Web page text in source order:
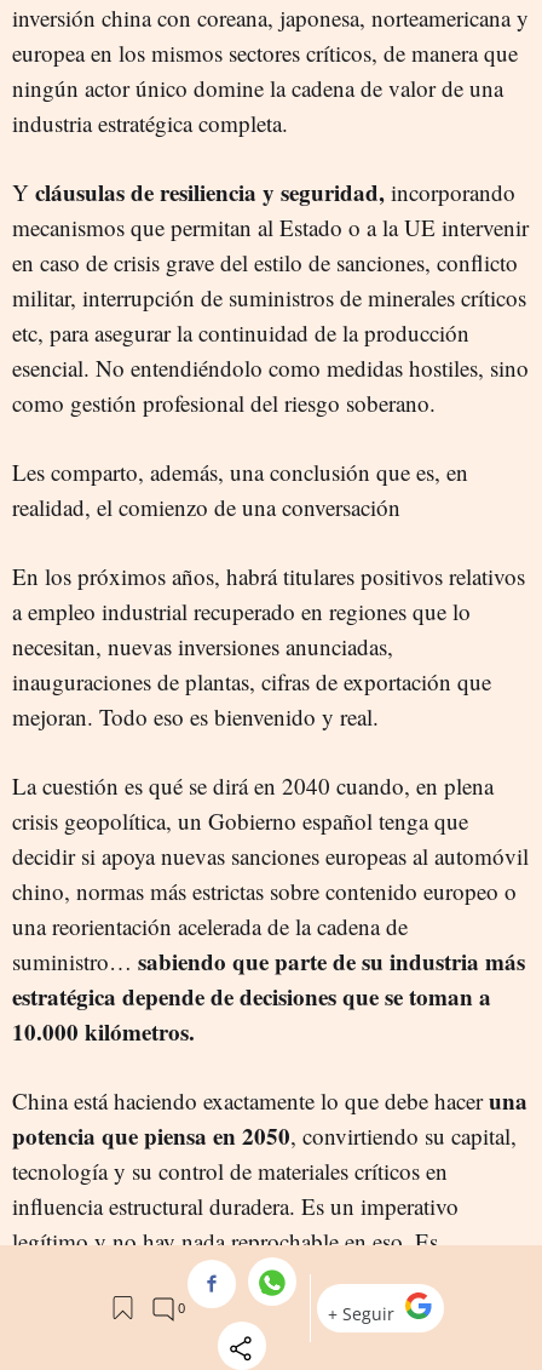
inversión china con coreana, japonesa, norteamericana y
europea en los mismos sectores críticos, de manera que
ningún actor único domine la cadena de valor de una
industria estratégica completa.
Y cláusulas de resiliencia y seguridad, incorporando
mecanismos que permitan al Estado o a la UE intervenir
en caso de crisis grave del estilo de sanciones, conflicto
militar, interrupción de suministros de minerales críticos
etc, para asegurar la continuidad de la producción
esencial. No entendiéndolo como medidas hostiles, sino
como gestión profesional del riesgo soberano.
Les comparto, además, una conclusión que es, en
realidad, el comienzo de una conversación
En los próximos años, habrá titulares positivos relativos
a empleo industrial recuperado en regiones que lo
necesitan, nuevas inversiones anunciadas,
inauguraciones de plantas, cifras de exportación que
mejoran. Todo eso es bienvenido y real.
La cuestión es qué se dirá en 2040 cuando, en plena
crisis geopolítica, un Gobierno español tenga que
decidir si apoya nuevas sanciones europeas al automóvil
chino, normas más estrictas sobre contenido europeo o
una reorientación acelerada de la cadena de
suministro… sabiendo que parte de su industria más
estratégica depende de decisiones que se toman a
10.000 kilómetros.
China está haciendo exactamente lo que debe haceruna
potencia que piensa en 2050, convirtiendo su capital,
tecnología y su control de materiales críticos en
influencia estructural duradera. Es un imperativo
legítimo y no hay nada reprochable en eso. Es
inteligencia estratégica aplicada.
Sin embargo, la pregunta es si España y Europa están